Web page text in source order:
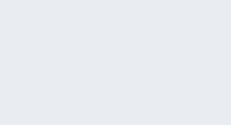
の事故のみ対象となりますので、お子様の怪我や事故にはくれ
、主催者、会場管理者ならびにイベント関係者に一切の責任
より、大会が中止・中断することがあります。このように
の責任を問わないこと。